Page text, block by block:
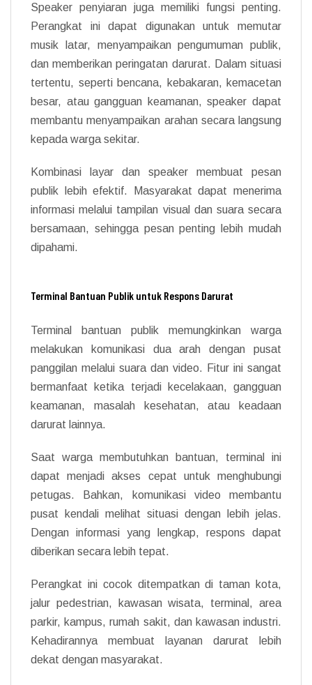
Speaker penyiaran juga memiliki fungsi penting.
Perangkat ini dapat digunakan untuk memutar
musik latar, menyampaikan pengumuman publik,
dan memberikan peringatan darurat. Dalam situasi
tertentu, seperti bencana, kebakaran, kemacetan
besar, atau gangguan keamanan, speaker dapat
membantu menyampaikan arahan secara langsung
kepada warga sekitar.
Kombinasi layar dan speaker membuat pesan
publik lebih efektif. Masyarakat dapat menerima
informasi melalui tampilan visual dan suara secara
bersamaan, sehingga pesan penting lebih mudah
dipahami.
Terminal Bantuan Publik untuk Respons Darurat
Terminal bantuan publik memungkinkan warga
melakukan komunikasi dua arah dengan pusat
panggilan melalui suara dan video. Fitur ini sangat
bermanfaat ketika terjadi kecelakaan, gangguan
keamanan, masalah kesehatan, atau keadaan
darurat lainnya.
Saat warga membutuhkan bantuan, terminal ini
dapat menjadi akses cepat untuk menghubungi
petugas. Bahkan, komunikasi video membantu
pusat kendali melihat situasi dengan lebih jelas.
Dengan informasi yang lengkap, respons dapat
diberikan secara lebih tepat.
Perangkat ini cocok ditempatkan di taman kota,
jalur pedestrian, kawasan wisata, terminal, area
parkir, kampus, rumah sakit, dan kawasan industri.
Kehadirannya membuat layanan darurat lebih
dekat dengan masyarakat.